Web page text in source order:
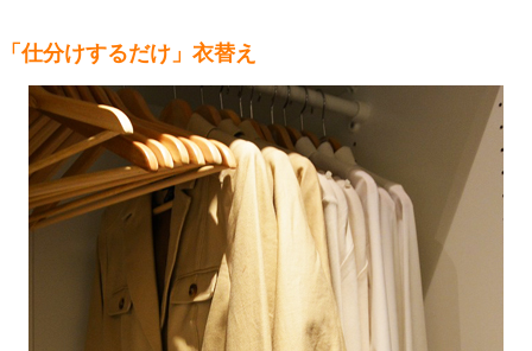
「仕分けするだけ」衣替え